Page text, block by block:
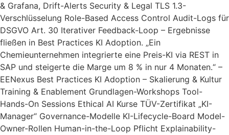
& Grafana, Drift-Alerts Security & Legal TLS 1.3-
Verschlüsselung Role-Based Access Control Audit-Logs für
DSGVO Art. 30 Iterativer Feedback-Loop – Ergebnisse
fließen in Best Practices KI Adoption. „Ein
Chemieunternehmen integrierte eine Preis-KI via REST in
SAP und steigerte die Marge um 8 % in nur 4 Monaten.“ –
EENexus Best Practices KI Adoption – Skalierung & Kultur
Training & Enablement Grundlagen-Workshops Tool-
Hands-On Sessions Ethical AI Kurse TÜV-Zertifikat „KI-
Manager“ Governance-Modelle KI-Lifecycle-Board Model-
Owner-Rollen Human-in-the-Loop Pflicht Explainability-